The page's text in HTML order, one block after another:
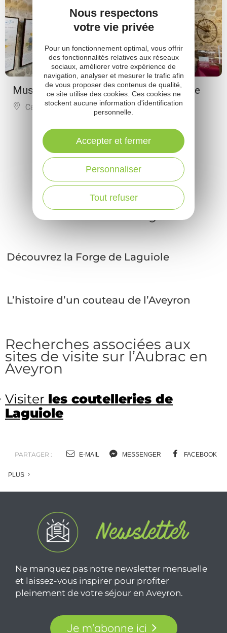
Musée Charles de Louvrié à Bes-Bédène
Campouriez
PLUS DE RÉSULTATS
Sur nos blogs...
Découvrez la Forge de Laguiole
L’histoire d’un couteau de l’Aveyron
Recherches associées aux
sites de visite sur l’Aubrac en
Aveyron
Visiter les coutelleries de
Laguiole
PARTAGER : E-MAIL MESSENGER FACEBOOK
PLUS
Ne manquez pas notre newsletter mensuelle
et laissez-vous inspirer pour profiter
pleinement de votre séjour en Aveyron.
Je m'abonne ici
Nous respectons
votre vie privée
Pour un fonctionnement optimal, vous offrir
des fonctionnalités relatives aux réseaux
sociaux, améliorer votre expérience de
navigation, analyser et mesurer le trafic afin
de vous proposer des contenus de qualité,
ce site utilise des cookies. Ces cookies ne
stockent aucune information d'identification
personnelle.
Tout refuser
Personnaliser
Accepter et fermer